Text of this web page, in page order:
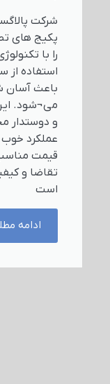
شرکت پالاگستر
پکیج های
را با تکنولوژی
استفاده از
باعث آسان
می¬شود. این
و دوستدار
عملکرد خوب
قیمت مناسب
تقاضا و
است
ادامه مطلب